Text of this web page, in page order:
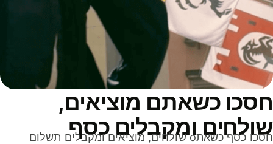
כשאתם מוציאים,
ומקבלים כסף
חסכו כסף כשאתo שולחים, מוציאים ומקבלים תשלום